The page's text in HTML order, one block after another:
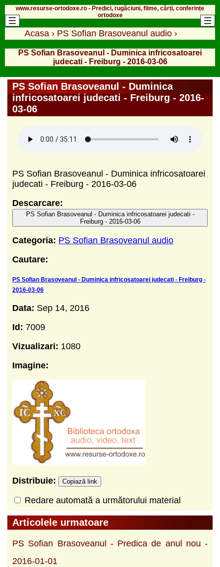
www.resurse-ortodoxe.ro - Predici, rugăciuni, filme, cărți, conferințe
ortodoxe
Acasa › PS Sofian Brasoveanul audio ›
PS Sofian Brasoveanul - Duminica infricosatoarei
judecati - Freiburg - 2016-03-06
PS Sofian Brasoveanul - Duminica
infricosatoarei judecati - Freiburg - 2016-
03-06
PS Sofian Brasoveanul - Duminica infricosatoarei
judecati - Freiburg - 2016-03-06
Descarcare:
PS Sofian Brasoveanul - Duminica infricosatoarei judecati -
Freiburg - 2016-03-06
Categoria: PS Sofian Brasoveanul audio
Cautare:
PS Sofian Brasoveanul - Duminica infricosatoarei judecati - Freiburg -
2016-03-06
Data: Sep 14, 2016
Id: 7009
Vizualizari: 1080
Imagine:
Distribuie: Copiază link
Redare automată a următorului material
Articolele urmatoare
PS Sofian Brasoveanul - Predica de anul nou -
2016-01-01